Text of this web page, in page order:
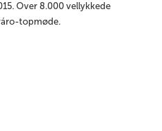
Over 8.000 vellykkede
topmøde.